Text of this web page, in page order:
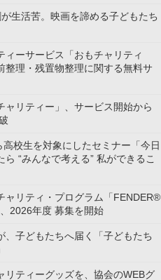
生活苦。映画を諦める子どもたち
ーサービス「おもチャリティ
整理・残置物整理に関する無料サ
ャリティー」、サービス開始から
校生を対象にしたセミナー「今日
“みんなで考える” 私ができるこ
リティ・プログラム「FENDER®︎
2026年度 募集を開始
、子どもたちへ届く「子どもたち
リティーグッズを、協会のWEBグ